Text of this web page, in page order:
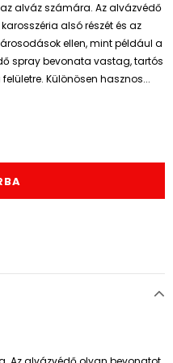
alváz számára. Az alvázvédő
alsó részét és az
ellen, mint például a
spray bevonata vastag, tartós
Különösen hasznos...